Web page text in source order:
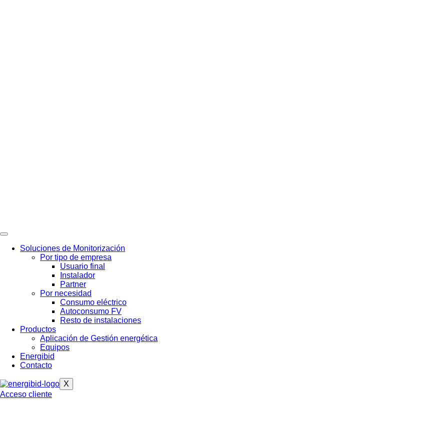
Soluciones de Monitorización
Por tipo de empresa
Usuario final
Instalador
Partner
Por necesidad
Consumo eléctrico
Autoconsumo FV
Resto de instalaciones
Productos
Aplicación de Gestión energética
Equipos
Energibid
Contacto
X
Acceso cliente